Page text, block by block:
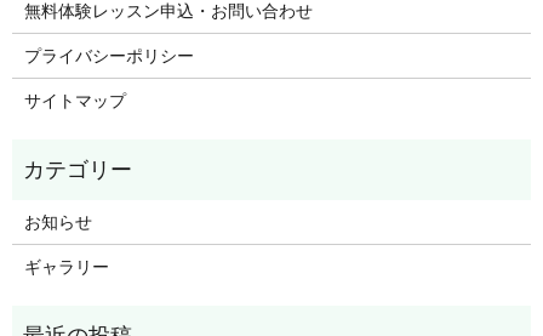
無料体験レッスン申込・お問い合わせ
プライバシーポリシー
サイトマップ
お知らせ
ギャラリー